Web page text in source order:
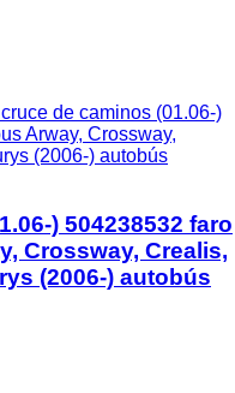
cruce de caminos (01.06-)
Arway, Crossway,
(2006-) autobús
) 504238532 faro
Crossway, Crealis,
(2006-) autobús